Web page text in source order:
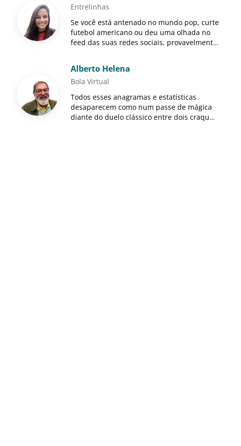
Entrelinhas
Se você está antenado no mundo pop, curte
futebol americano ou deu uma olhada no
feed das suas redes sociais, provavelmente
Alberto Helena
Bola Virtual
Todos esses anagramas e estatísticas
desaparecem como num passe de mágica
diante do duelo clássico entre dois craques